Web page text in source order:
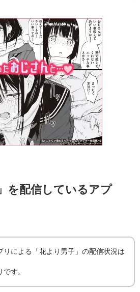
を配信しているアプ
リによる「花より男子」の配信状況は
です。